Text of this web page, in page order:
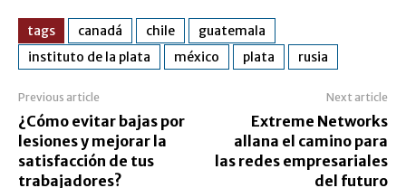
tags canadá chile
guatemala
instituto de la plata
méxico plata rusia
Previous article
¿Cómo evitar bajas por
lesiones y mejorar la
satisfacción de tus
trabajadores?
Next article
Extreme Networks
allana el camino para
las redes empresariales
del futuro